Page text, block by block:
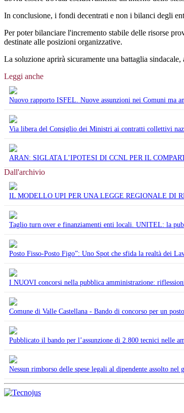
In conclusione, i fondi decentrati e non i bilanci degli
Per poter bilanciare l'incremento stabile delle risorse
destinate alle posizioni organizzative.
La soluzione aprirà sicuramente una battaglia
Leggi anche
Nuovo rapporto ISFEL. Nuove assunzioni nei Comuni ma
Via libera del Consiglio dei Ministri ai contratti collettivi
ARAN: SIGLATA L’IPOTESI DI CCNL PER IL
Dall'archivio
IL MODELLO UPI PER UNA LEGGE REGIONALE DI
Taglio turn over e finanziamenti enti locali. UNITEL: la
Posto Fisso-Posto Figo”: Uno Spot che sfida la realtà dei
I NUOVI concorsi nella pubblica amministrazione:
Comune di Valle Castellana - Bando di concorso per un
Pubblicato il bando per l’assunzione di 2.800 tecnici nelle
Nessun rimborso delle spese legali al dipendente assolto